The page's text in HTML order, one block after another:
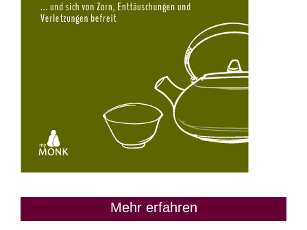
Mehr erfahren